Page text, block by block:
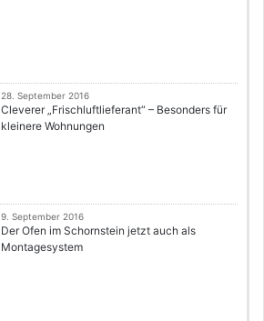
28. September 2016
Cleverer „Frischluftlieferant“ – Besonders für
kleinere Wohnungen
9. September 2016
Der Ofen im Schornstein jetzt auch als
Montagesystem